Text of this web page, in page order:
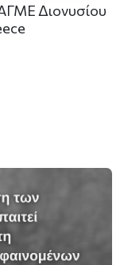
Διονυσίου